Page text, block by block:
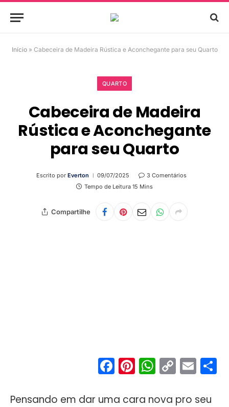
Início» Cabeceira de Madeira Rústica e Aconchegante para seu Quarto
QUARTO
Cabeceira de Madeira
Rústica e Aconchegante
para seu Quarto
Escrito por Everton 09/07/2025
3 Comentários
Tempo de Leitura 15 Mins
Compartilhe
Facebook
Pinterest
Copy
Link
Pensando em dar uma cara nova pro seu